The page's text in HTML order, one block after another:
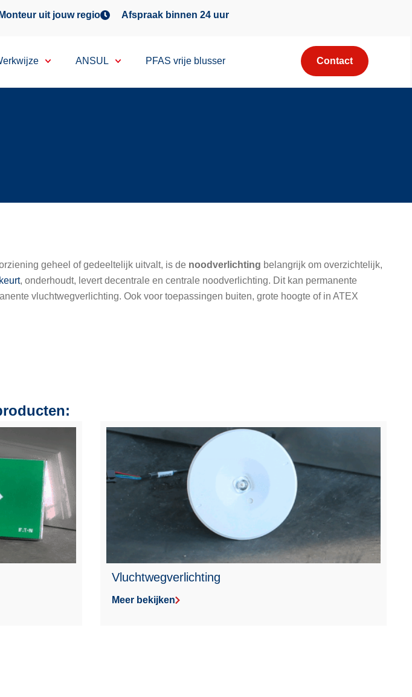
Monteur uit jouw regio Afspraak binnen 24 uur
ANSUL PFAS vrije blusser Contact
geheel of gedeeltelijk uitvalt, is de noodverlichting belangrijk om overzichtelijk,
keurt, onderhoudt, levert decentrale en centrale noodverlichting. Dit kan permanente
vluchtwegverlichting. Ook voor toepassingen buiten, grote hoogte of in ATEX
Vluchtwegverlichting
Meer bekijken